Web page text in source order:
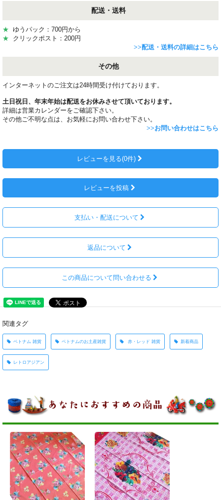
配送・送料
★ ゆうパック：700円から
★ クリックポスト：200円
>>配送・送料の詳細はこちら
その他
インターネットのご注文は24時間受け付けております。
土日祝日、年末年始は配送をお休みさせて頂いております。
詳細は営業カレンダーをご確認下さい。
その他ご不明な点は、お気軽にお問い合わせ下さい。
>>お問い合わせはこちら
レビューを見る(0件)
レビューを投稿
支払い・配送について
返品について
この商品について問い合わせる
関連タグ
ベトナム 雑貨 ベトナムのお土産雑貨 赤・レッド 雑貨 新着商品
レトロアジアン